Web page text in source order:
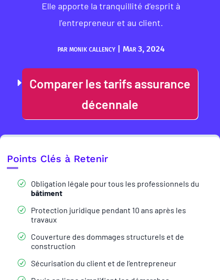
Elle apporte la tranquillité d’esprit à
l’entrepreneur et au client.
parmonik callency |Mar 3, 2024
Comparer les tarifs assurance
décennale
Points Clés à Retenir
Obligation légale pour tous les professionnels du
bâtiment
Protection juridique pendant 10 ans après les
travaux
Couverture des dommages structurels et de
construction
Sécurisation du client et de l’entrepreneur